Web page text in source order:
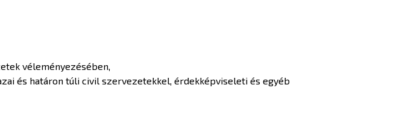
véleményezésében,
és határon túli civil szervezetekkel, érdekképviseleti és egyéb